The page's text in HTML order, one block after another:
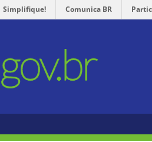
Simplifique! Comunica BR